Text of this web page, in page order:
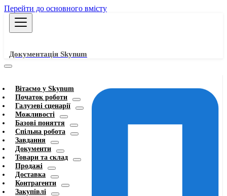
Перейти до основного вмісту
Документація Skynum
Вітаємо у Skynum
Початок роботи
Галузеві сценарії
Можливості
Базові поняття
Спільна робота
Завдання
Документи
Товари та склад
Продажі
Доставка
Контрагенти
Закупівлі